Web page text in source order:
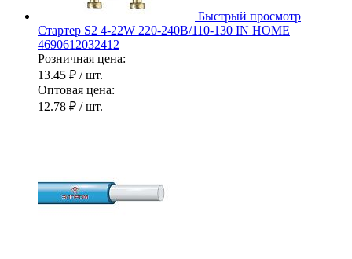
Быстрый просмотр
Стартер S2 4-22W 220-240В/110-130 IN HOME
4690612032412
Розничная цена:
13.45 ₽ / шт.
Оптовая цена:
12.78 ₽ / шт.